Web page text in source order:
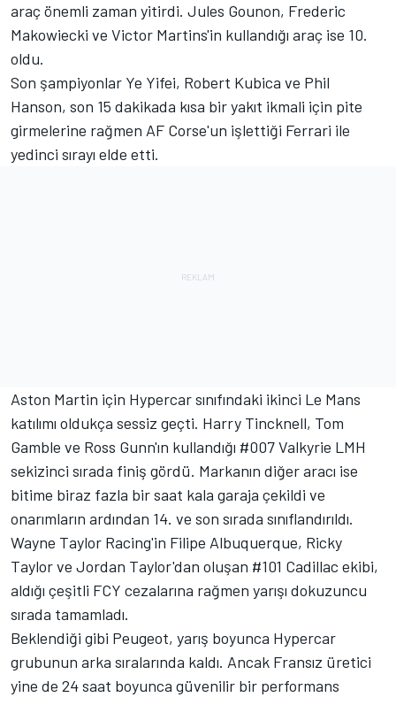
araç önemli zaman yitirdi. Jules Gounon, Frederic
Makowiecki ve Victor Martins'in kullandığı araç ise 10.
oldu.
Son şampiyonlar Ye Yifei, Robert Kubica ve Phil
Hanson, son 15 dakikada kısa bir yakıt ikmali için pite
girmelerine rağmen AF Corse'un işlettiği Ferrari ile
yedinci sırayı elde etti.
Aston Martin için Hypercar sınıfındaki ikinci Le Mans
katılımı oldukça sessiz geçti. Harry Tincknell, Tom
Gamble ve Ross Gunn'ın kullandığı #007 Valkyrie LMH
sekizinci sırada finiş gördü. Markanın diğer aracı ise
bitime biraz fazla bir saat kala garaja çekildi ve
onarımların ardından 14. ve son sırada sınıflandırıldı.
Wayne Taylor Racing'in Filipe Albuquerque, Ricky
Taylor ve Jordan Taylor'dan oluşan #101 Cadillac ekibi,
aldığı çeşitli FCY cezalarına rağmen yarışı dokuzuncu
sırada tamamladı.
Beklendiği gibi Peugeot, yarış boyunca Hypercar
grubunun arka sıralarında kaldı. Ancak Fransız üretici
yine de 24 saat boyunca güvenilir bir performans